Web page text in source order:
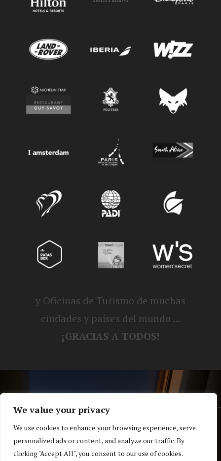
We value your privacy
We use cookies to enhance your browsing experience, serve
personalized ads or content, and analyze our traffic. By
clicking "Accept All", you consent to our use of cookies.
y Oficinas de Turismo de muchas
ciudades y países del mundo ...
¡GRACIAS A TODOS!
® Blog personal de Alex, Nerea, Turbo y
Koko |Política de privacidad y cookies